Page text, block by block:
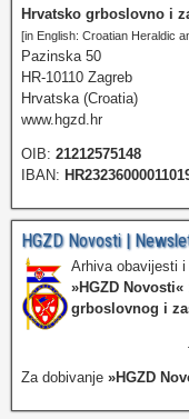
Hrvatsko grboslovno i
[in English: Croatian Heraldic
Pazinska 50
HR-10110 Zagreb
Hrvatska (Croatia)
www.hgzd.hr
OIB: 21212575148
IBAN:
HGZD Novosti |
Arhiva obavijesti
»HGZD Novosti«
grboslovnog i
Za dobivanje »HGZD